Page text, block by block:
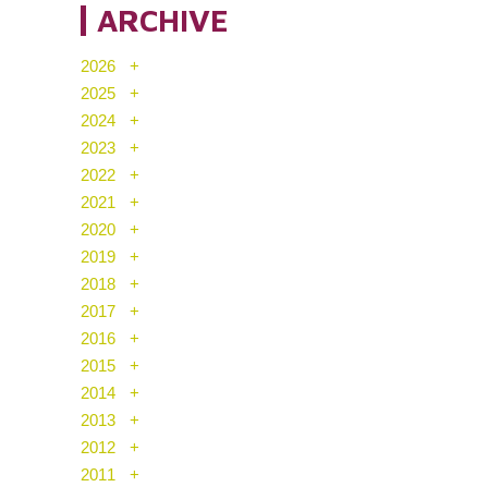
ARCHIVE
2026
2025
2024
2023
2022
2021
2020
2019
2018
2017
2016
2015
2014
2013
2012
2011